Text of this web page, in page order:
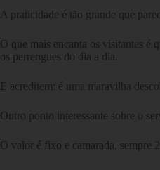
A praticidade é tão grande que
O que mais encanta os visitantes é
os perrengues do dia a dia.
E acreditem: é uma maravilha
Outro ponto interessante sobre o
O valor é fixo e camarada, sempre